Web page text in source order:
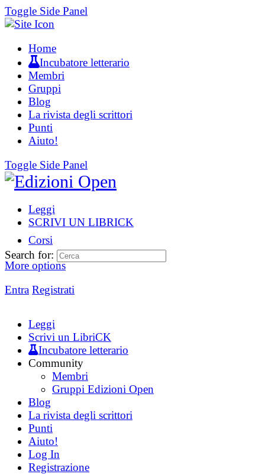
Toggle Side Panel
Home
Incubatore letterario
Membri
Gruppi
Blog
La rivista degli scrittori
Punti
Aiuto!
Toggle Side Panel
Leggi
SCRIVI UN LIBRICK
Corsi
More options
Entra Registrati
Search for:
Leggi
Scrivi un LibriCK
Incubatore letterario
Community
Membri
Gruppi Edizioni Open
Blog
La rivista degli scrittori
Punti
Aiuto!
Log In
Registrazione